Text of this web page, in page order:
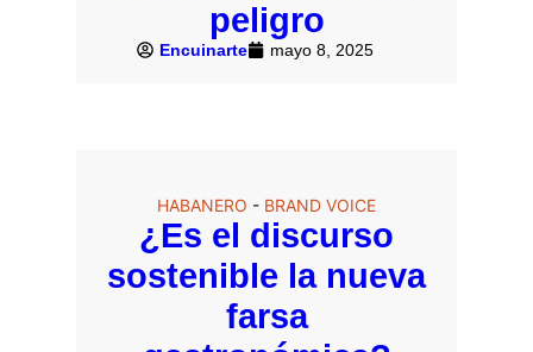
peligro
Encuinarte mayo 8, 2025
HABANERO - BRAND VOICE
¿Es el discurso
sostenible la nueva
farsa